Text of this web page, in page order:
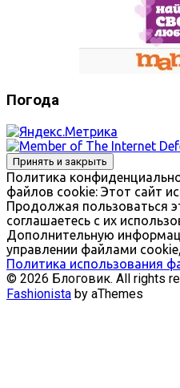
Погода
Политика
файлов сookie: Этот сайт
Продолжая пользоваться
соглашаетесь с их
Дополнительную
управлении файлами
Политика использования
© 2026 Блоговик. All rights
Fashionista by aThemes